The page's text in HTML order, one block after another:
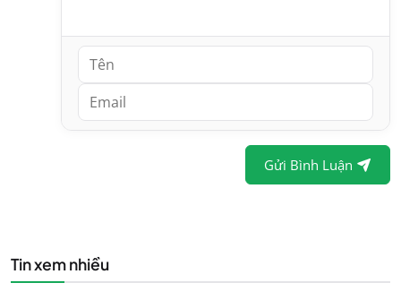
Gửi Bình Luận
Tin xem nhiều